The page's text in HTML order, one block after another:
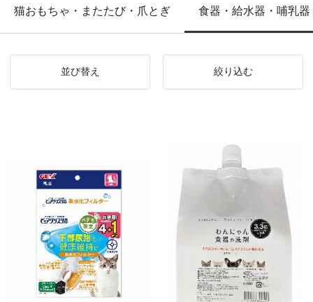
猫おもちゃ・またたび・爪とぎ 食器・給水器・哺乳器
並び替え 絞り込む